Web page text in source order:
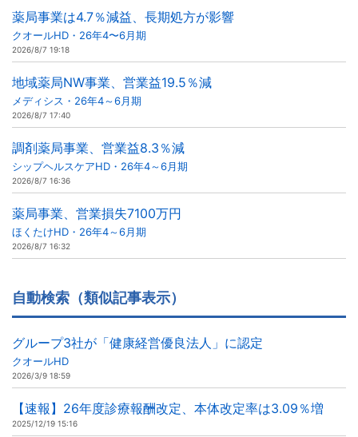
薬局事業は4.7％減益、長期処方が影響
クオールHD・26年4〜6月期
2026/8/7 19:18
地域薬局NW事業、営業益19.5％減
メディシス・26年4～6月期
2026/8/7 17:40
調剤薬局事業、営業益8.3％減
シップヘルスケアHD・26年4～6月期
2026/8/7 16:36
薬局事業、営業損失7100万円
ほくたけHD・26年4～6月期
2026/8/7 16:32
自動検索（類似記事表示）
グループ3社が「健康経営優良法人」に認定
クオールHD
2026/3/9 18:59
【速報】26年度診療報酬改定、本体改定率は3.09％増
2025/12/19 15:16